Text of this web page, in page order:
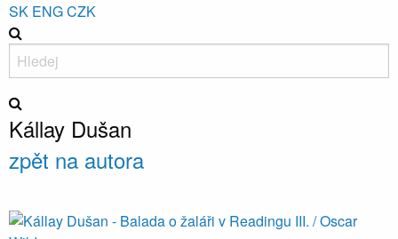
SK ENGCZK
Kállay Dušan
zpět na autora